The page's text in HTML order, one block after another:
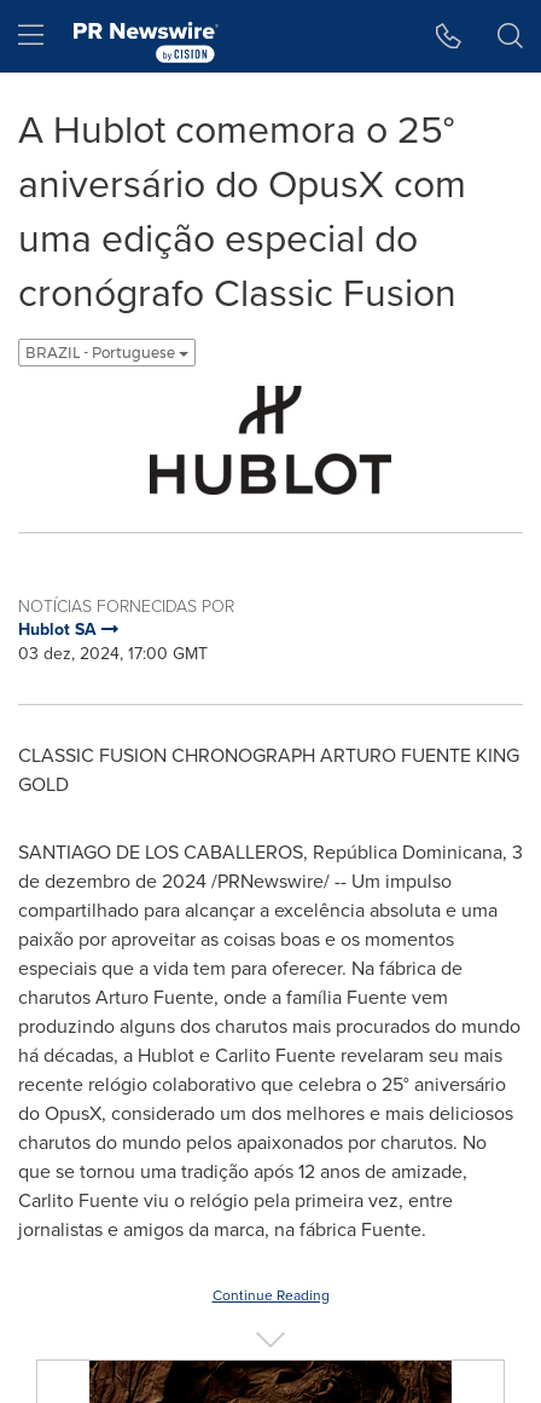
Hamburger menu
A Hublot comemora o 25°
aniversário do OpusX com
uma edição especial do
cronógrafo Classic Fusion
BRAZIL - Portuguese
NOTÍCIAS FORNECIDAS POR
Hublot SA
03 dez, 2024, 17:00 GMT
CLASSIC FUSION CHRONOGRAPH ARTURO FUENTE KING
GOLD
SANTIAGO DE LOS CABALLEROS, República Dominicana, 3
de dezembro de 2024/PRNewswire/ -- Um impulso
compartilhado para alcançar a excelência absoluta e uma
paixão por aproveitar as coisas boas e os momentos
especiais que a vida tem para oferecer. Na fábrica de
charutosArturo Fuente, onde a família Fuente vem
produzindo alguns dos charutos mais procurados do mundo
há décadas, a Hublot eCarlito Fuente revelaram seu mais
recente relógio colaborativo que celebra o 25°aniversário
do OpusX, considerado um dos melhores e mais deliciosos
charutos do mundo pelos apaixonados por charutos. No
que se tornou uma tradição após 12 anos de amizade,
Carlito Fuenteviu o relógio pela primeira vez, entre
jornalistas e amigos da marca, na fábrica Fuente.
Continue Reading